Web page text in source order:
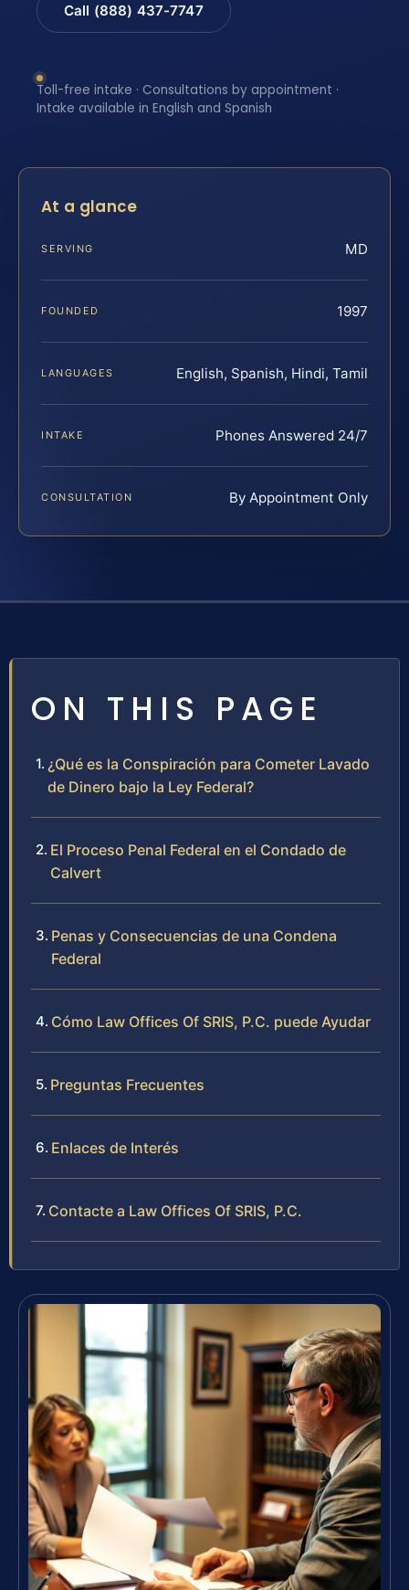
Call (888) 437-7747
Toll-free intake · Consultations by appointment ·
Intake available in English and Spanish
At a glance
SERVING MD
FOUNDED 1997
LANGUAGES English, Spanish, Hindi, Tamil
INTAKE Phones Answered 24/7
CONSULTATION By Appointment Only
ON THIS PAGE
¿Qué es la Conspiración para Cometer Lavado
de Dinero bajo la Ley Federal?
El Proceso Penal Federal en el Condado de
Calvert
Penas y Consecuencias de una Condena
Federal
Cómo Law Offices Of SRIS, P.C. puede Ayudar
Preguntas Frecuentes
Enlaces de Interés
Contacte a Law Offices Of SRIS, P.C.